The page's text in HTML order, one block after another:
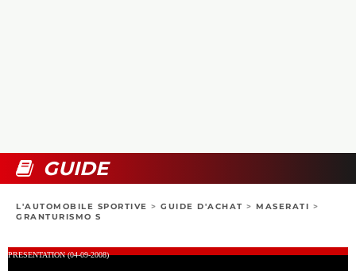
BOUTIQUE
GUIDE
L'AUTOMOBILE SPORTIVE > GUIDE D'ACHAT > MASERATI >
GRANTURISMO S
PRESENTATION (04-09-2008)